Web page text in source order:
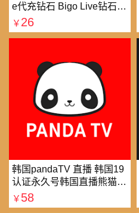
e代充钻石 Bigo Live钻石充
值直播礼物钻石代充
￥ 26
韩国pandaTV 直播 韩国19
认证永久号韩国直播熊猫tv
可改密 一人一号
￥ 58